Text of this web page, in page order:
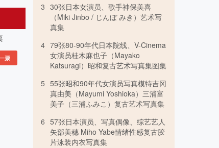
票
3 30张日本女演员、歌手神保美喜
（Miki Jinbo / じんぼ みき）艺术写
真集
4 79张80-90年代日本院线、V-Cinema
女演员桂木麻也子（Mayako
Katsuragi）昭和复古艺术写真集图集
5 55张昭和90年代女演员写真模特吉冈
真由美（Mayumi Yoshioka）三浦富
美子（三浦ふみこ）复古艺术写真集
6 57张日本演员、写真偶像、综艺艺人
矢部美穗 Miho Yabe情绪性感复古胶
片泳装内衣写真集